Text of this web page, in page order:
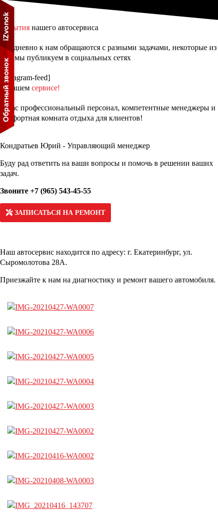
События нашего автосервиса
Ежедневно к нам обращаются с разными задачами, некоторые из
них мы публикуем в социальных сетях
[instagram-feed]
О нашем сервисе!
У нас профессиональный персонал, компетентные менеджеры и
комфортная комната отдыха для клиентов!
Кондратьев Юрий - Управляющий менеджер
Буду рад ответить на ваши вопросы и помочь в решении ваших
задач.
Звоните +7 (965) 543-45-55
ЗАПИСАТЬСЯ НА РЕМОНТ
Наш автосервис находится по адресу: г. Екатеринбург, ул.
Сыромолотова 28А.
Приезжайте к нам на диагностику и ремонт вашего автомобиля.